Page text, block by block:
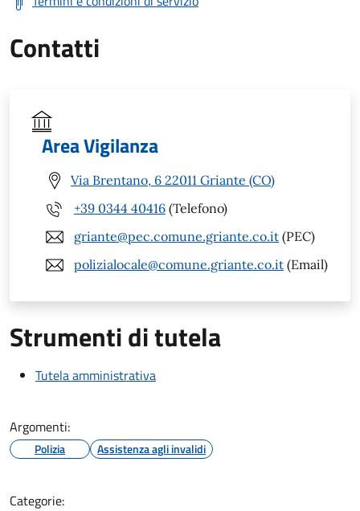
Contatti
Area Vigilanza
Via Brentano, 6 22011 Griante (CO)
+39 0344 40416 (Telefono)
griante@pec.comune.griante.co.it (PEC)
polizialocale@comune.griante.co.it (Email)
Strumenti di tutela
Tutela amministrativa
Argomenti:
Polizia Assistenza agli invalidi
Categorie: